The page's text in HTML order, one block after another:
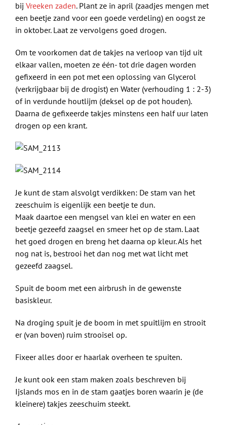
bij Vreeken zaden. Plant ze in april (zaadjes mengen met
een beetje zand voor een goede verdeling) en oogst ze
in oktober. Laat ze vervolgens goed drogen.
Om te voorkomen dat de takjes na verloop van tijd uit
elkaar vallen, moeten ze één- tot drie dagen worden
gefixeerd in een pot met een oplossing van Glycerol
(verkrijgbaar bij de drogist) en Water (verhouding 1 : 2-3)
of in verdunde houtlijm (deksel op de pot houden).
Daarna de gefixeerde takjes minstens een half uur laten
drogen op een krant.
Je kunt de stam alsvolgt verdikken: De stam van het
zeeschuim is eigenlijk een beetje te dun.
Maak daartoe een mengsel van klei en water en een
beetje gezeefd zaagsel en smeer het op de stam. Laat
het goed drogen en breng het daarna op kleur. Als het
nog nat is, bestrooi het dan nog met wat licht met
gezeefd zaagsel.
Spuit de boom met een airbrush in de gewenste
basiskleur.
Na droging spuit je de boom in met spuitlijm en strooit
er (van boven) ruim strooisel op.
Fixeer alles door er haarlak overheen te spuiten.
Je kunt ook een stam maken zoals beschreven bij
Ijslands mos en in de stam gaatjes boren waarin je (de
kleinere) takjes zeeschuim steekt.